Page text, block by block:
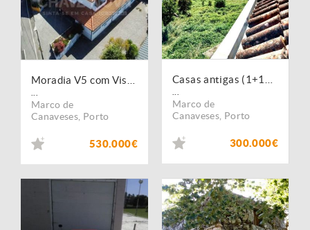
Marco de
Canaveses Porto
530.000€
Marco de
Canaveses Porto
300.000€